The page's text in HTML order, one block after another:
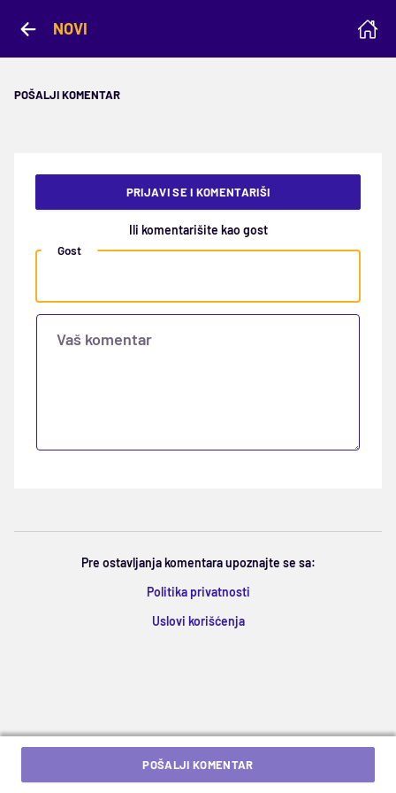
NOVI
POŠALJI KOMENTAR
PRIJAVI SE I KOMENTARIŠI
Ili komentarišite kao gost
Gost
Vaš komentar
Pre ostavljanja komentara upoznajte se sa:
Politika privatnosti
Uslovi korišćenja
POŠALJI KOMENTAR